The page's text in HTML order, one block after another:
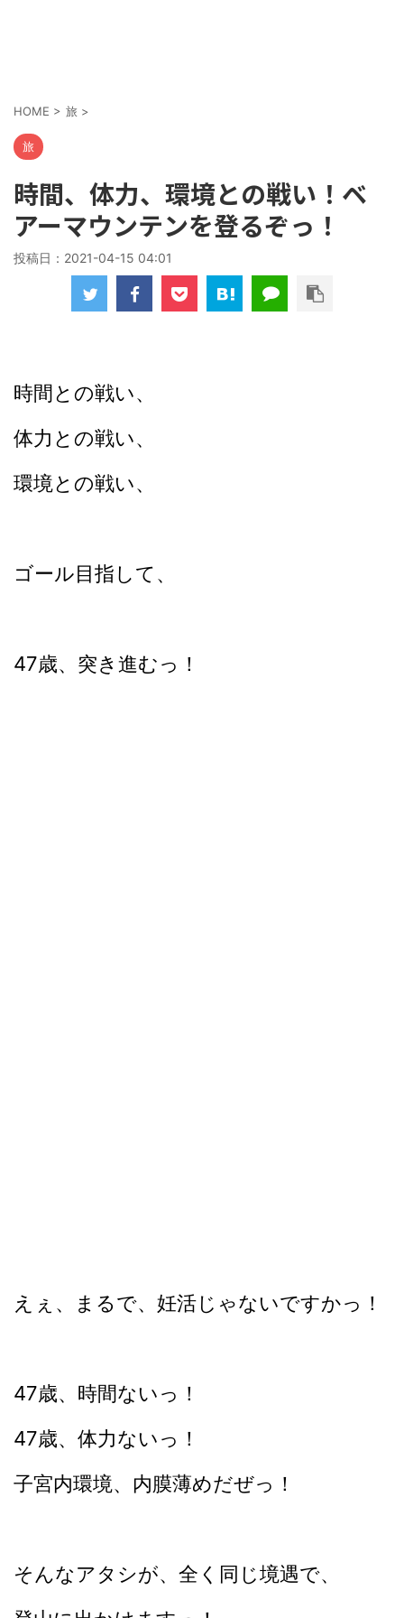
HOME > 旅 >
旅
時間、体力、環境との戦い！ベ
アーマウンテンを登るぞっ！
投稿日： 2021-04-15 04:01
時間との戦い、
体力との戦い、
環境との戦い、
ゴール目指して、
47歳、突き進むっ！
えぇ、まるで、妊活じゃないですかっ！
47歳、時間ないっ！
47歳、体力ないっ！
子宮内環境、内膜薄めだぜっ！
そんなアタシが、全く同じ境遇で、